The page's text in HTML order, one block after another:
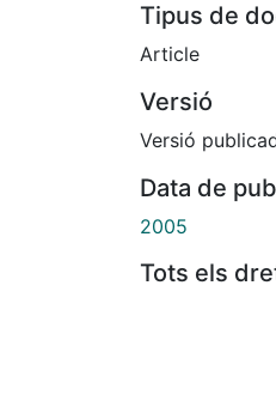
Tipus de
Article
Versió
Versió
Data de
2005
Tots els